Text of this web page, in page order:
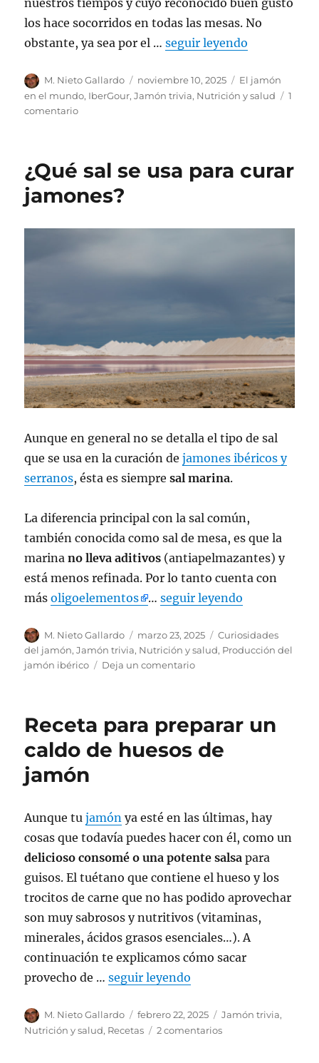
nuestros tiempos y cuyo reconocido buen gusto
los hace socorridos en todas las mesas. No
obstante, ya sea por el …seguir leyendo
Autor
M. Nieto Gallardo
Publicado
el
noviembre 10, 2025 Categorías
El jamón
en el mundo, IberGour,Jamón trivia, Nutrición y salud
1
comentario
hace
jamón
tú
¿Qué sal se usa para curar
jamones?
Aunque en general no se detalla el tipo de sal
que se usa en la curación dejamones ibéricos y
serranos, ésta es siempresal marina.
La diferencia principal con la sal común,
también conocida como sal de mesa, es que la
marinano lleva aditivos (antiapelmazantes) y
está menos refinada. Por lo tanto cuenta con
másoligoelementos …seguir leyendo
Autor
M. Nieto Gallardo
Publicado
el
marzo 23, 2025 Categorías
Curiosidades
del jamón,Jamón trivia, Nutrición y salud, Producción del
jamón ibérico
Deja un comentario
usa
para
curar
Receta para preparar un
caldo de huesos de
jamón
Aunque tujamón ya esté en las últimas, hay
cosas que todavía puedes hacer con él, como un
delicioso consomé o una potente salsa para
guisos. El tuétano que contiene el hueso y los
trocitos de carne que no has podido aprovechar
son muy sabrosos y nutritivos (vitaminas,
minerales, ácidos grasos esenciales…). A
continuación te explicamos cómo sacar
provecho de …seguir leyendo
Autor
M. Nieto Gallardo
Publicado
el
febrero 22, 2025 Categorías
Jamón trivia,
Nutrición y salud, Recetas 2 comentarios